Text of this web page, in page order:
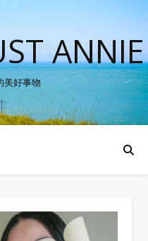
ANNIE
美好事物